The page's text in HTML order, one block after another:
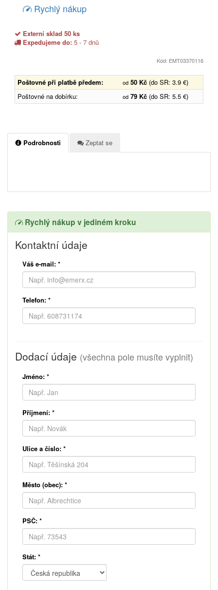
Rychlý nákup
Externí sklad 50 ks
Expedujeme do: 5 - 7 dnů
Kód: EMT03370116
Poštovné při platbě předem: od 50 Kč (do SR: 3.9 €)
Poštovné na dobírku:
od 79 Kč (do SR: 5.5 €)
Podrobnosti Zeptat se
Rychlý nákup v jediném kroku
Kontaktní údaje
Váš e-mail: *
Telefon: *
Dodací údaje (všechna pole musíte vyplnit)
Jméno: *
Příjmení: *
Ulice a číslo: *
Město (obec): *
PSČ: *
Stát: *